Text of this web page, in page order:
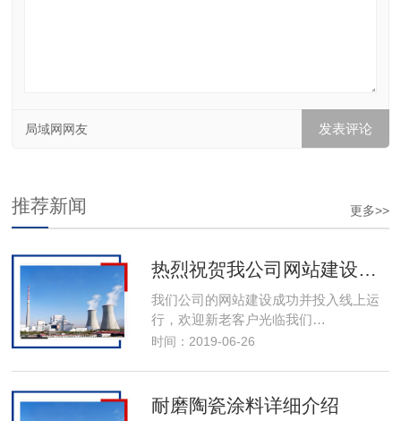
局域网网友
更多>>
推荐新闻
热烈祝贺我公司网站建设成功投入线上运行
我们公司的网站建设成功并投入线上运
行，欢迎新老客户光临我们…
时间：2019-06-26
耐磨陶瓷涂料详细介绍